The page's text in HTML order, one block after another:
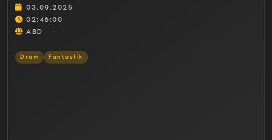
03.09.2025
02:46:00
ABD
Dram Fantastik